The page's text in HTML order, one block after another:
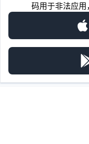
码用于非法应用